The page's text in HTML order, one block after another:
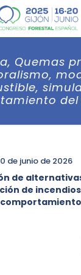
Quemas
del
de junio de 2026
de
de